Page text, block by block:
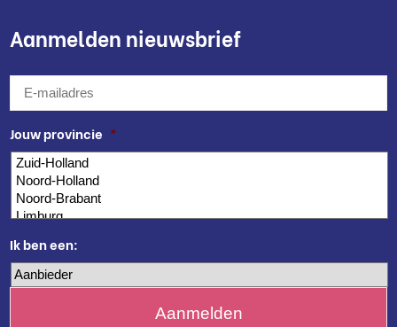
Aanmelden nieuwsbrief
E-
mailadres *
Jouw provincie *
Ik ben een: